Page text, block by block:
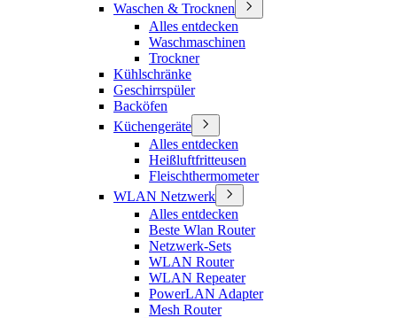
Waschen & Trocknen
Alles entdecken
Waschmaschinen
Trockner
Kühlschränke
Geschirrspüler
Backöfen
Küchengeräte
Alles entdecken
Heißluftfritteusen
Fleischthermometer
WLAN Netzwerk
Alles entdecken
Beste Wlan Router
Netzwerk-Sets
WLAN Router
WLAN Repeater
PowerLAN Adapter
Mesh Router